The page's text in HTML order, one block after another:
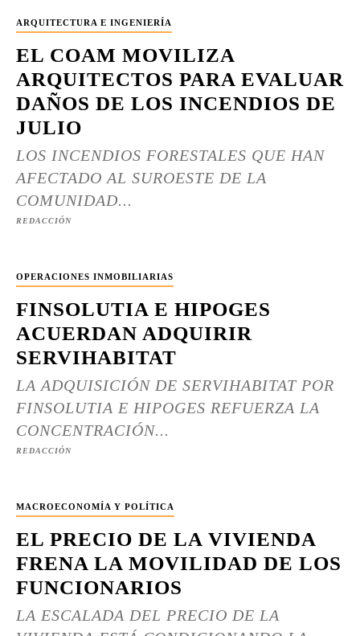
ARQUITECTURA E INGENIERÍA
EL COAM MOVILIZA
ARQUITECTOS PARA EVALUAR
DAÑOS DE LOS INCENDIOS DE
JULIO
LOS INCENDIOS FORESTALES QUE HAN
AFECTADO AL SUROESTE DE LA
COMUNIDAD...
REDACCIÓN
OPERACIONES INMOBILIARIAS
FINSOLUTIA E HIPOGES
ACUERDAN ADQUIRIR
SERVIHABITAT
LA ADQUISICIÓN DE SERVIHABITAT POR
FINSOLUTIA E HIPOGES REFUERZA LA
CONCENTRACIÓN...
REDACCIÓN
MACROECONOMÍA Y POLÍTICA
EL PRECIO DE LA VIVIENDA
FRENA LA MOVILIDAD DE LOS
FUNCIONARIOS
LA ESCALADA DEL PRECIO DE LA